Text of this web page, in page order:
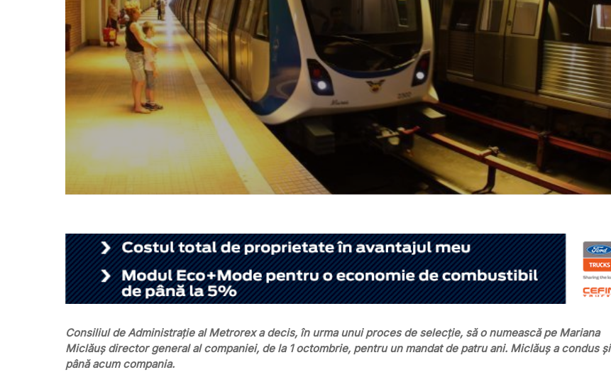
Consiliul de Administraţie al Metrorex a decis, în urma unui proces de selecţie, să o numească pe Mariana
Miclăuş director general al companiei, de la 1 octombrie, pentru un mandat de patru ani. Miclăuş a condus şi
până acum compania.